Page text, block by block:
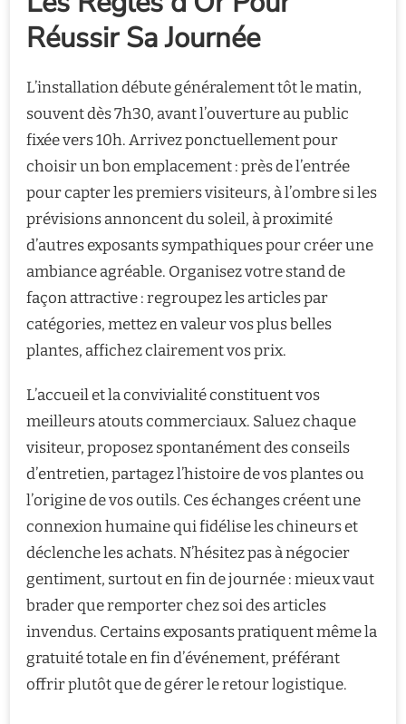
Réussir Sa Journée
L’installation débute généralement tôt le matin,
souvent dès 7h30, avant l’ouverture au public
fixée vers 10h. Arrivez ponctuellement pour
choisir un bon emplacement : près de l’entrée
pour capter les premiers visiteurs, à l’ombre si les
prévisions annoncent du soleil, à proximité
d’autres exposants sympathiques pour créer une
ambiance agréable. Organisez votre stand de
façon attractive : regroupez les articles par
catégories, mettez en valeur vos plus belles
plantes, affichez clairement vos prix.
L’accueil et la convivialité constituent vos
meilleurs atouts commerciaux. Saluez chaque
visiteur, proposez spontanément des conseils
d’entretien, partagez l’histoire de vos plantes ou
l’origine de vos outils. Ces échanges créent une
connexion humaine qui fidélise les chineurs et
déclenche les achats. N’hésitez pas à négocier
gentiment, surtout en fin de journée : mieux vaut
brader que remporter chez soi des articles
invendus. Certains exposants pratiquent même la
gratuité totale en fin d’événement, préférant
offrir plutôt que de gérer le retour logistique.